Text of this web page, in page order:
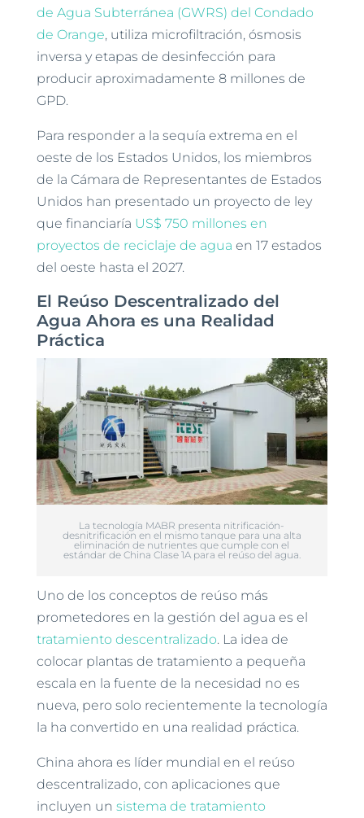
de Agua Subterránea (GWRS) del Condado
de Orange, utiliza microfiltración, ósmosis
inversa y etapas de desinfección para
producir aproximadamente 8 millones de
GPD.
Para responder a la sequía extrema en el
oeste de los Estados Unidos, los miembros
de la Cámara de Representantes de Estados
Unidos han presentado un proyecto de ley
que financiaría US$ 750 millones en
proyectos de reciclaje de agua en 17 estados
del oeste hasta el 2027.
El Reúso Descentralizado del
Agua Ahora es una Realidad
Práctica
La tecnología MABR presenta nitrificación-
desnitrificación en el mismo tanque para una alta
eliminación de nutrientes que cumple con el
estándar de China Clase 1A para el reúso del agua.
Uno de los conceptos de reúso más
prometedores en la gestión del agua es el
tratamiento descentralizado. La idea de
colocar plantas de tratamiento a pequeña
escala en la fuente de la necesidad no es
nueva, pero solo recientemente la tecnología
la ha convertido en una realidad práctica.
China ahora es líder mundial en el reúso
descentralizado, con aplicaciones que
incluyen un sistema de tratamiento